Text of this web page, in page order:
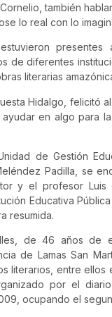
también
lo real con lo
presentes
de diferentes
literarias
Hidalgo, felicitó
en algo para
de Gestión
Padilla, se
y el profesor Luis
Educativa
resumida.
de 46 años de
de Lamas San
literarios, entre ellos
por el
ocupando el